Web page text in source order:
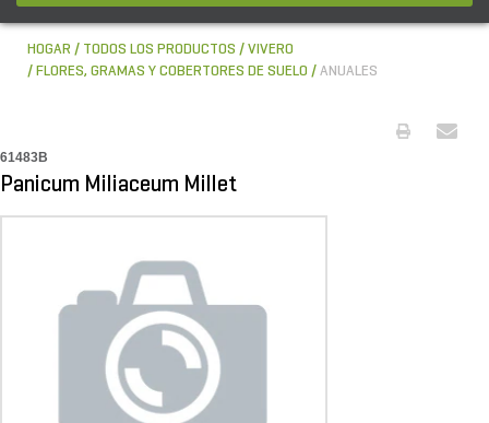
HOGAR TODOS LOS PRODUCTOS
VIVERO
FLORES, GRAMAS Y COBERTORES DE SUELO
ANUALES
61483B
Panicum Miliaceum Millet